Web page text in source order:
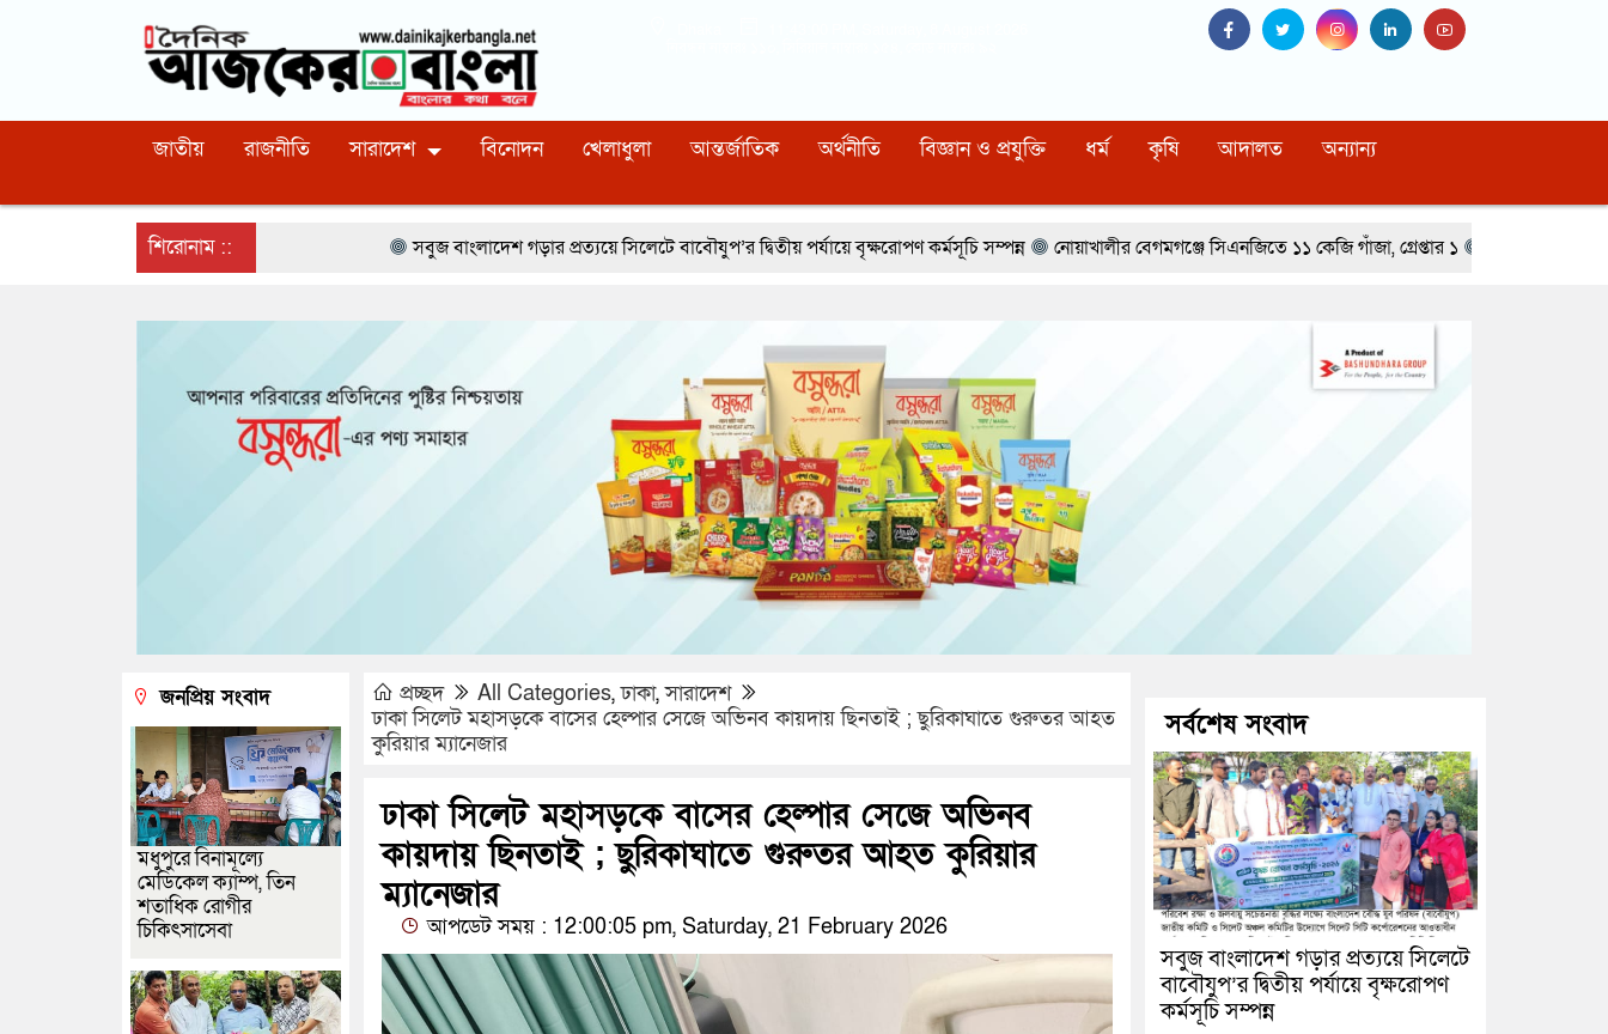
জাতীয় রাজনীতি সারাদেশ বিনোদন খেলাধুলা আন্তর্জাতিক অর্থনীতি বিজ্ঞান ও প্রযুক্তি ধর্ম কৃষি আদালত অন্যান্য
শিরোনাম :: সবুজ বাংলাদেশ গড়ার প্রত্যয়ে সিলেটে বাবৌযুপ’র দ্বিতীয় পর্যায়ে বৃক্ষরোপণ কর্মসূচি সম্পন্ন নোয়াখালীর বেগমগঞ্জে সিএনজিতে ১১ কেজি গাঁজা, গ্রেপ্তার ১ রূপগঞ্জে বসতভিটায় বালু ফেলার
প্রচ্ছদ All Categories,ঢাকা,সারাদেশ
ঢাকা সিলেট মহাসড়কে বাসের হেল্পার সেজে অভিনব কায়দায় ছিনতাই ; ছুরিকাঘাতে গুরুতর আহত
কুরিয়ার ম্যানেজার
ঢাকা সিলেট মহাসড়কে বাসের হেল্পার সেজে অভিনব
কায়দায় ছিনতাই ; ছুরিকাঘাতে গুরুতর আহত কুরিয়ার
ম্যানেজার
আপডেট সময় : 12:00:05 pm, Saturday, 21 February 2026
জনপ্রিয় সংবাদ
মধুপুরে বিনামূল্যে
মেডিকেল ক্যাম্প, তিন
শতাধিক রোগীর
চিকিৎসাসেবা
সর্বশেষ সংবাদ
সবুজ বাংলাদেশ গড়ার প্রত্যয়ে সিলেটে
বাবৌযুপ’র দ্বিতীয় পর্যায়ে বৃক্ষরোপণ
কর্মসূচি সম্পন্ন